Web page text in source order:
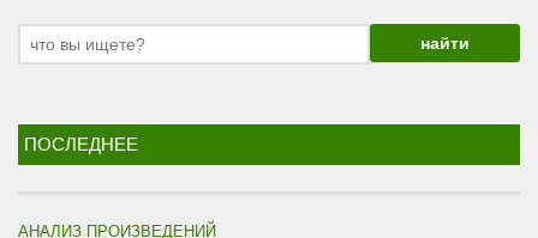
ПОСЛЕДНЕЕ
АНАЛИЗ ПРОИЗВЕДЕНИЙ